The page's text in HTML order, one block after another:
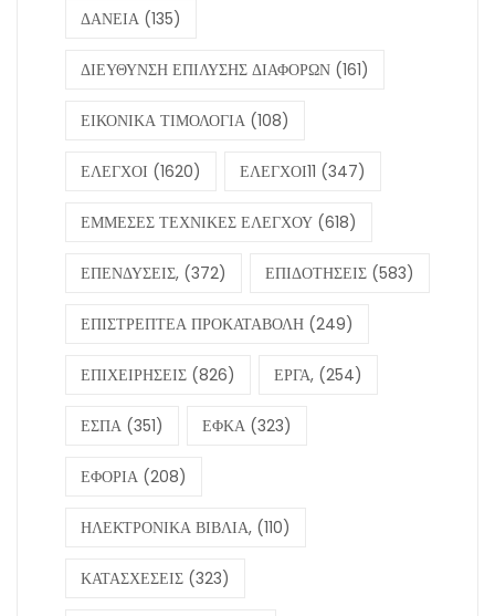
ΔΑΝΕΙΑ (135)
ΔΙΕΥΘΥΝΣΗ ΕΠΙΛΥΣΗΣ ΔΙΑΦΟΡΩΝ (161)
ΕΙΚΟΝΙΚΑ ΤΙΜΟΛΟΓΙΑ (108)
ΕΛΕΓΧΟΙ (1620) ΕΛΕΓΧΟΙ11 (347)
ΕΜΜΕΣΕΣ ΤΕΧΝΙΚΕΣ ΕΛΕΓΧΟΥ (618)
ΕΠΕΝΔΥΣΕΙΣ, (372) ΕΠΙΔΟΤΗΣΕΙΣ (583)
ΕΠΙΣΤΡΕΠΤΕΑ ΠΡΟΚΑΤΑΒΟΛΗ (249)
ΕΠΙΧΕΙΡΗΣΕΙΣ (826) ΕΡΓΑ, (254)
ΕΣΠΑ (351) ΕΦΚΑ (323)
ΕΦΟΡΙΑ (208)
ΗΛΕΚΤΡΟΝΙΚΑ ΒΙΒΛΙΑ, (110)
ΚΑΤΑΣΧΕΣΕΙΣ (323)